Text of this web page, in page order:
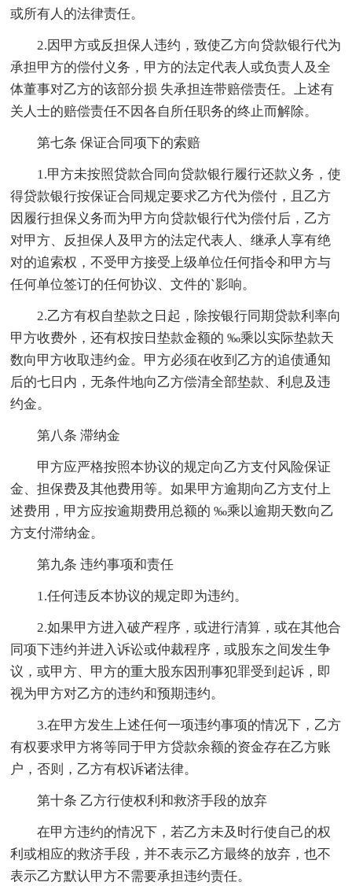
或所有人的法律责任。
2.因甲方或反担保人违约，致使乙方向贷款银行代为
承担甲方的偿付义务，甲方的法定代表人或负责人及全
体董事对乙方的该部分损 失承担连带赔偿责任。上述有
关人士的赔偿责任不因各自所任职务的终止而解除。
第七条 保证合同项下的索赔
1.甲方未按照贷款合同向贷款银行履行还款义务，使
得贷款银行按保证合同规定要求乙方代为偿付，且乙方
因履行担保义务而为甲方向贷款银行代为偿付后，乙方
对甲方、反担保人及甲方的法定代表人、继承人享有绝
对的追索权，不受甲方接受上级单位任何指令和甲方与
任何单位签订的任何协议、文件的`影响。
2.乙方有权自垫款之日起，除按银行同期贷款利率向
甲方收费外，还有权按日垫款金额的 ‰乘以实际垫款天
数向甲方收取违约金。甲方必须在收到乙方的追债通知
后的七日内，无条件地向乙方偿清全部垫款、利息及违
约金。
第八条 滞纳金
甲方应严格按照本协议的规定向乙方支付风险保证
金、担保费及其他费用等。如果甲方逾期向乙方支付上
述费用，甲方应按逾期费用总额的 ‰乘以逾期天数向乙
方支付滞纳金。
第九条 违约事项和责任
1.任何违反本协议的规定即为违约。
2.如果甲方进入破产程序，或进行清算，或在其他合
同项下违约并进入诉讼或仲裁程序，或股东之间发生争
议，或甲方、甲方的重大股东因刑事犯罪受到起诉，即
视为甲方对乙方的违约和预期违约。
3.在甲方发生上述任何一项违约事项的情况下，乙方
有权要求甲方将等同于甲方贷款余额的资金存在乙方账
户，否则，乙方有权诉诸法律。
第十条 乙方行使权利和救济手段的放弃
在甲方违约的情况下，若乙方未及时行使自己的权
利或相应的救济手段，并不表示乙方最终的放弃，也不
表示乙方默认甲方不需要承担违约责任。